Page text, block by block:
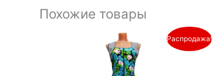
Похожие товары
Распродажа!
Первоначальная